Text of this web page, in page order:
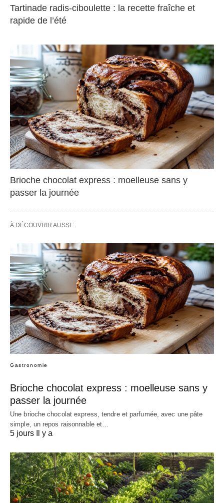
Tartinade radis-ciboulette : la recette fraîche et
rapide de l’été
Brioche chocolat express : moelleuse sans y
passer la journée
À DÉCOUVRIR AUSSI :
Gastronomie
Brioche chocolat express : moelleuse sans y
passer la journée
Une brioche chocolat express, tendre et parfumée, avec une pâte
simple, un repos raisonnable et…
5 jours Il y a